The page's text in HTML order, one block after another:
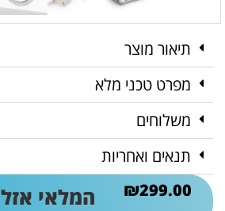
תיאור מוצר
מפרט טכני מלא
משלוחים
תנאים ואחריות
₪299.00 המלאי אזל